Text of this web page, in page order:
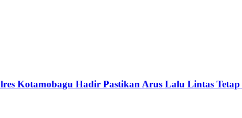
Kotamobagu Hadir Pastikan Arus Lalu Lintas